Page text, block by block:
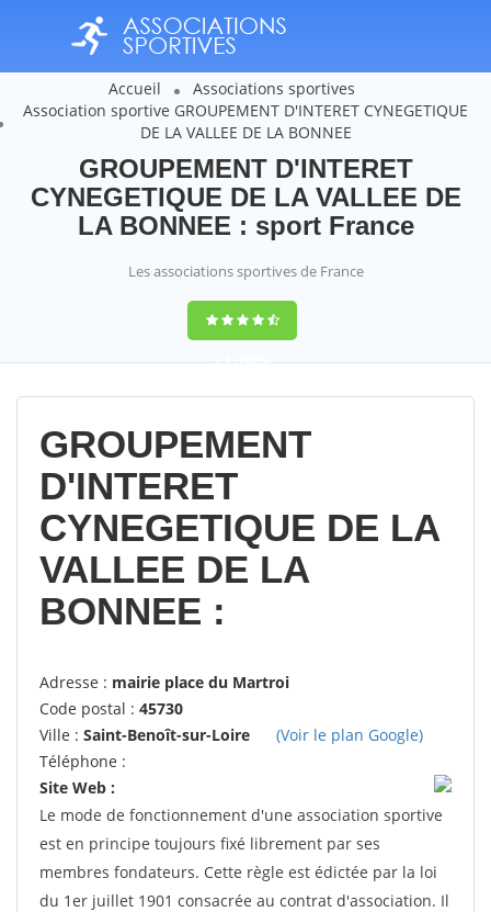
Accueil
Associations sportives
Association sportive GROUPEMENT D'INTERET CYNEGETIQUE
DE LA VALLEE DE LA BONNEE
GROUPEMENT D'INTERET
CYNEGETIQUE DE LA VALLEE DE
LA BONNEE : sport France
Les associations sportives de France
9,4(100%)
14358votes
GROUPEMENT
D'INTERET
CYNEGETIQUE DE LA
VALLEE DE LA
BONNEE :
Adresse : mairie place du Martroi
Code postal : 45730
Ville : Saint-Benoît-sur-Loire
(Voir le plan Google)
Téléphone :
Site Web :
Le mode de fonctionnement d'une association sportive
est en principe toujours fixé librement par ses
membres fondateurs. Cette règle est édictée par la loi
du 1er juillet 1901 consacrée au contrat d'association. Il